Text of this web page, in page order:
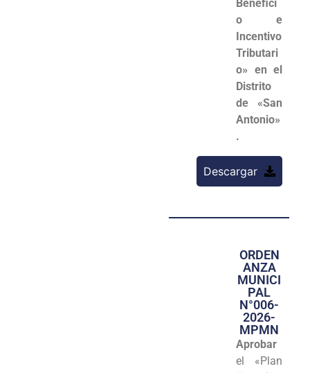
Benefici
o e
Incentivo
Tributari
o» en el
Distrito
de «San
Antonio»
.
Descargar
ORDEN
ANZA
MUNICI
PAL
N°006-
2026-
MPMN
Aprobar
el «Plan